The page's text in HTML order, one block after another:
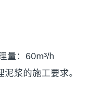
量：60m³/h
浆的施工要求。